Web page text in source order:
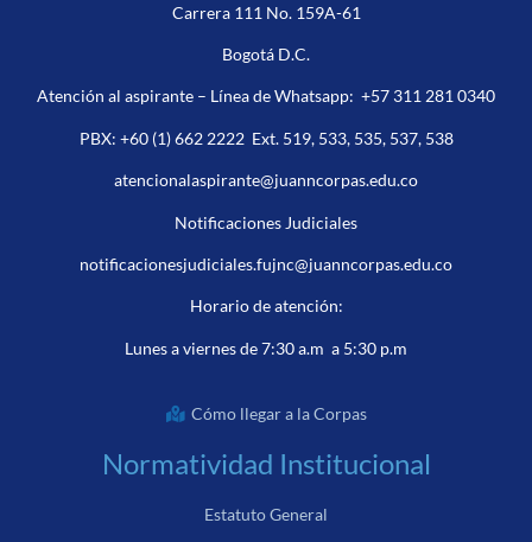
Carrera 111 No. 159A-61
Bogotá D.C.
Atención al aspirante – Línea de Whatsapp: +57 311 281 0340
PBX: +60 (1) 662 2222Ext. 519, 533, 535, 537, 538
atencionalaspirante@juanncorpas.edu.co
Notificaciones Judiciales
notificacionesjudiciales.fujnc@juanncorpas.edu.co
Horario de atención:
Lunes a viernes de 7:30 a.m a 5:30 p.m
Cómo llegar a la Corpas
Normatividad Institucional
Estatuto General